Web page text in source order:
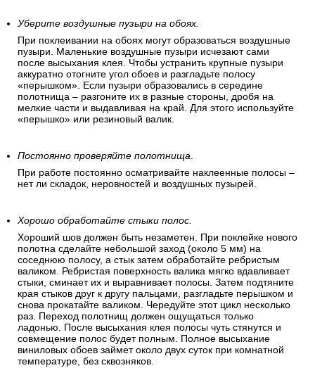
Уберите воздушные пузыри на обоях.
При поклеивании на обоях могут образоваться воздушные
пузыри. Маленькие воздушные пузыри исчезают сами
после высыхания клея. Чтобы устранить крупные пузыри
аккуратно отогните угол обоев и разгладьте полосу
«перышком». Если пузыри образовались в середине
полотнища – разгоните их в разные стороны, дробя на
мелкие части и выдавливая на край. Для этого используйте
«перышко» или резиновый валик.
Постоянно проверяйте полотнища.
При работе постоянно осматривайте наклеенные полосы –
нет ли складок, неровностей и воздушных пузырей.
Хорошо обработайте стыки полос.
Хороший шов должен быть незаметен. При поклейке нового
полотна сделайте небольшой заход (около 5 мм) на
соседнюю полосу, а стык затем обработайте ребристым
валиком. Ребристая поверхность валика мягко вдавливает
стыки, сминает их и выравнивает полосы. Затем подтяните
края стыков друг к другу пальцами, разгладьте перышком и
снова прокатайте валиком. Чередуйте этот цикл несколько
раз. Переход полотнищ должен ощущаться только
ладонью. После высыхания клея полосы чуть стянутся и
совмещение полос будет полным. Полное высыхание
виниловых обоев займет около двух суток при комнатной
температуре, без сквозняков.